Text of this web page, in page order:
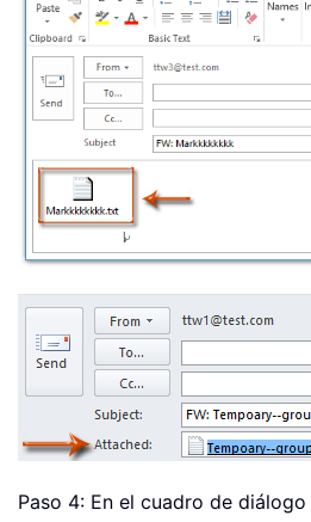
Paso 4: En el cuadro de diálogo